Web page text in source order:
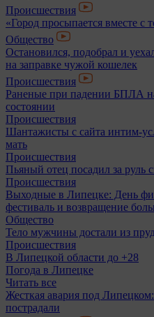
Происшествия
«Город просыпается вместе с
Общество
Остановился, подобрал и
на заправке чужой кошелек
Происшествия
Раненые при падении БПЛА
состоянии
Происшествия
Шантажисты с сайта интим-
мать
Происшествия
Пьяный отец посадил за руль
Происшествия
Выходные в Липецке: День
фестиваль и возвращение
Общество
Тело мужчины достали из
Происшествия
В Липецкой области до +28
Погода в Липецке
Читать все
Жесткая авария под
пострадали